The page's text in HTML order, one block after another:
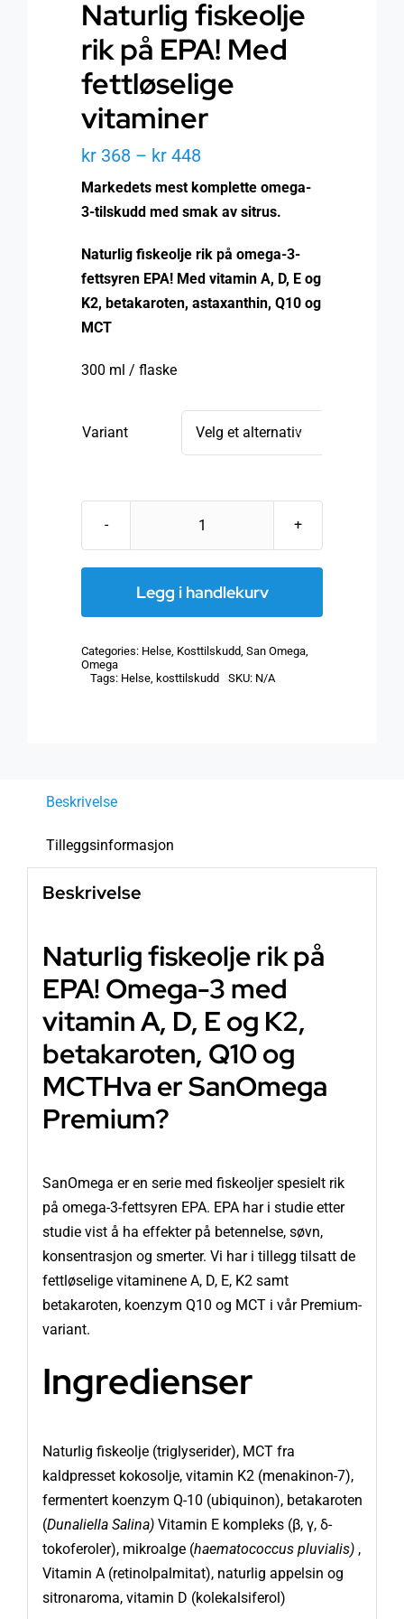
Naturlig fiskeolje
rik på EPA! Med
fettløselige
vitaminer
kr 368 – kr 448
til
kr 448
Markedets mest komplette omega-
3-tilskudd med smak av sitrus.
Naturlig fiskeolje rik på omega-3-
fettsyren EPA! Med vitamin A, D, E og
K2, betakaroten, astaxanthin, Q10 og
MCT
300 ml / flaske
Variant 
SanOmega
Naturlig
på
EPA!
Legg i handlekurv
Categories: Helse Kosttilskudd San Omega
Omega
Tags: Helse kosttilskudd SKU: N/A
Beskrivelse
Tilleggsinformasjon
Beskrivelse
Naturlig fiskeolje rik på
EPA! Omega-3 med
vitamin A, D, E og K2,
betakaroten, Q10 og
MCTHva er SanOmega
Premium?
SanOmega er en serie med fiskeoljer spesielt rik
på omega-3-fettsyren EPA. EPA har i studie etter
studie vist å ha effekter på betennelse, søvn,
konsentrasjon og smerter. Vi har i tillegg tilsatt de
fettløselige vitaminene A, D, E, K2 samt
betakaroten, koenzym Q10 og MCT i vår Premium-
variant.
Ingredienser
Naturlig fiskeolje (triglyserider), MCT fra
kaldpresset kokosolje, vitamin K2 (menakinon-7),
fermentert koenzym Q-10 (ubiquinon), betakaroten
(Dunaliella Salina)Vitamin E kompleks (β, γ, δ-
tokoferoler), mikroalge (haematococcus pluvialis),
Vitamin A (retinolpalmitat), naturlig appelsin og
sitronaroma, vitamin D (kolekalsiferol)